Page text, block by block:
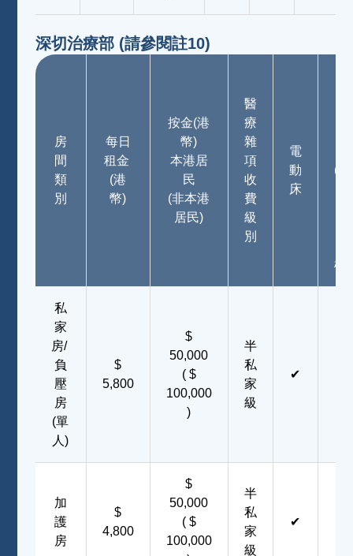
深切治療部 (請參閱註10)
房
間
類
別
每日
租金
(港
幣)
按金(港
幣)
本港居
民
(非本港
居民)
醫
療
雜
項
收
費
級
別
電
動
床
(電
機)
私
家
房/
負
壓
房
(單
人)
$
5,800
$
50,000
( $
100,000
)
半
私
家
級
✔
加
護
房
$
4,800
$
50,000
( $
100,000
半
私
家
級
✔